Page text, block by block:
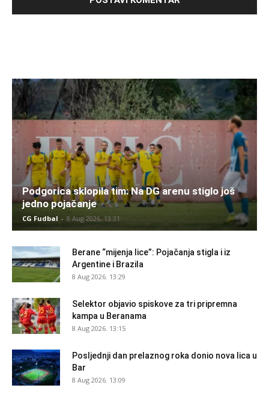
Podgorica sklopila tim: Na DG arenu stiglo još
jedno pojačanje
CG Fudbal - 8 Aug 2026. 13:31
Berane “mijenja lice”: Pojačanja stigla i iz
Argentine i Brazila
8 Aug 2026. 13:29
Selektor objavio spiskove za tri pripremna
kampa u Beranama
8 Aug 2026. 13:15
Posljednji dan prelaznog roka donio nova lica u
Bar
8 Aug 2026. 13:09